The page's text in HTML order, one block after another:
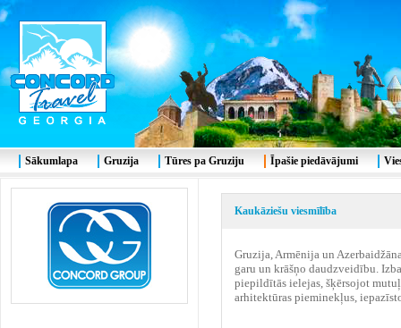
Kaukāziešu viesmīlība
Gruzija, Armēnija un
garu un krāšņo daudzveidību.
piepildītās ielejas, šķērsojot
arhitektūras pieminekļus,
Sākumlapa Gruzija Tūres pa Gruziju Īpašie piedāvājumi